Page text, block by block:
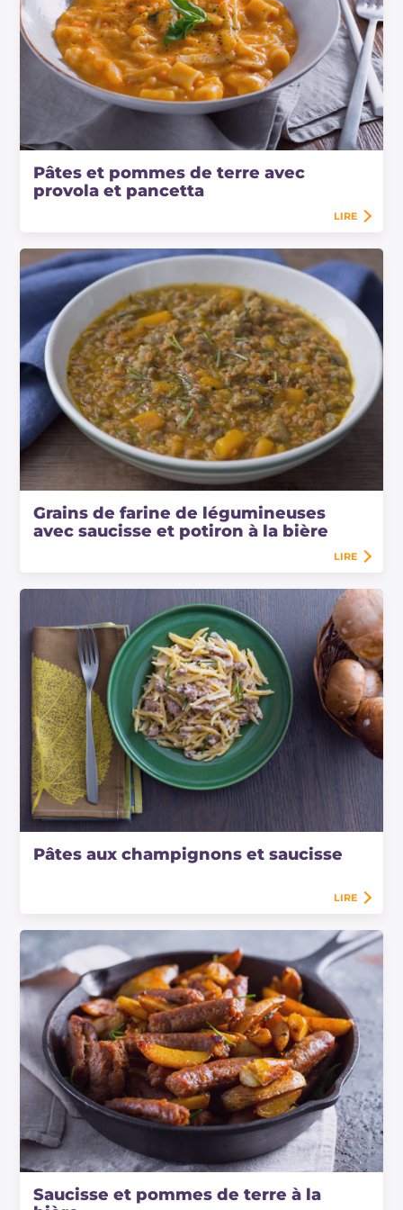
Pâtes et pommes de terre avec
provola et pancetta
LIRE
Grains de farine de légumineuses
avec saucisse et potiron à la bière
LIRE
Pâtes aux champignons et saucisse
LIRE
Saucisse et pommes de terre à la